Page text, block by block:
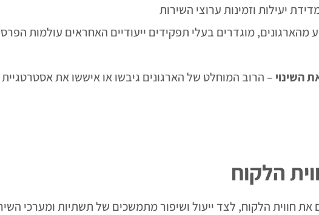
יעילות וזמינות ערוצי השירות
מהארגונים, מוגדרים בעלי תפקידים ייעודיים האחראים עולמות
– הרוב המוחלט של הארגונים גיבשו או איששו את
הלקוח
חווית הלקוח, לצד ייעול ושיפור מתמשכים של תשתיות ומערכי